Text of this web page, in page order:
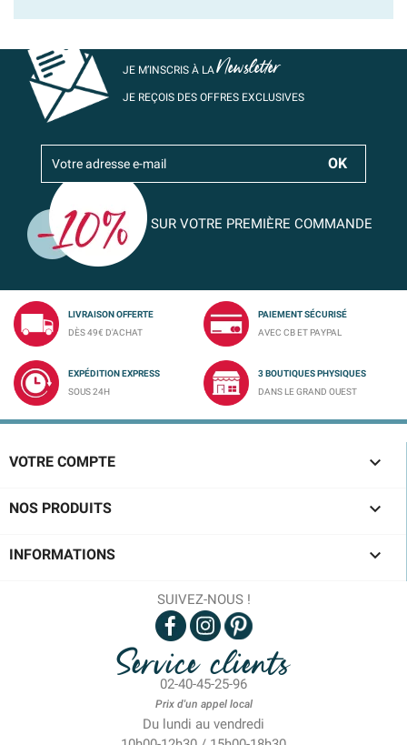
JE M’INSCRIS À LANewsletter
JE REÇOIS DES OFFRES EXCLUSIVES
SUR VOTRE PREMIÈRE COMMANDE
LIVRAISON OFFERTE
DÈS 49€ D'ACHAT
PAIEMENT SÉCURISÉ
AVEC CB ET PAYPAL
EXPÉDITION EXPRESS
SOUS 24H
3 BOUTIQUES PHYSIQUES
DANS LE GRAND OUEST
VOTRE COMPTE 
NOS PRODUITS 
INFORMATIONS 
SUIVEZ-NOUS !
Service clients
02-40-45-25-96
Prix d'un appel local
Du lundi au vendredi